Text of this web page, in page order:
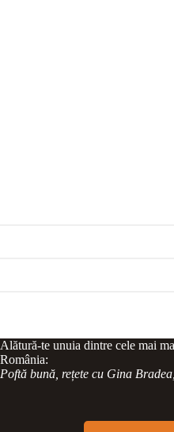
Alătură-te unuia dintre cele mai
România:
Poftă bună, rețete cu Gina